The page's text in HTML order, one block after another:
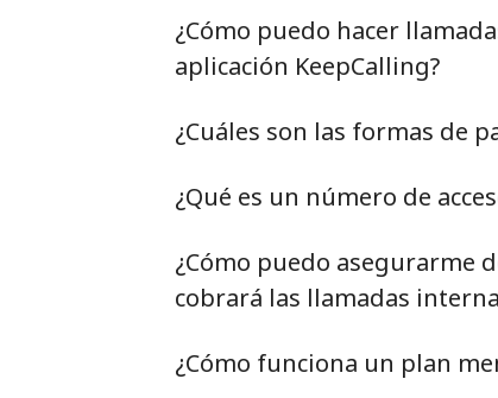
¿Cómo puedo hacer
aplicación KeepCalling?
¿Cuáles son las formas de
¿Qué es un número de
¿Cómo puedo asegurarme
cobrará las llamadas
¿Cómo funciona un plan